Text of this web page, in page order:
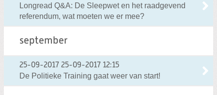
Longread Q&A: De Sleepwet en het raadgevend
referendum, wat moeten we er mee?
september
25-09-2017 25-09-2017 12:15
De Politieke Training gaat weer van start!